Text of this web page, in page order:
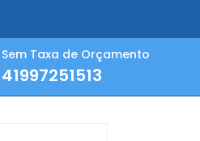
Sem Taxa de Orçamento
41997251513
41997251513